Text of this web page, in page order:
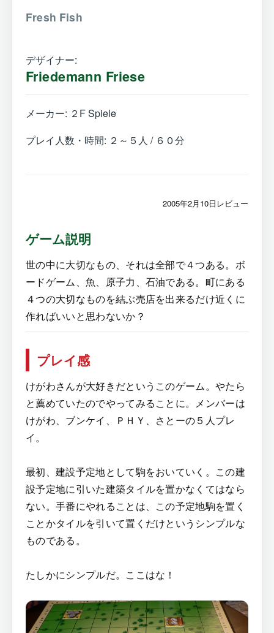
Fresh Fish
デザイナー:
Friedemann Friese
メーカー: ２F Spiele
プレイ人数・時間: ２～５人 / ６０分
2005年2月10日レビュー
ゲーム説明
世の中に大切なもの、それは全部で４つある。ボ
ードゲーム、魚、原子力、石油である。町にある
４つの大切なものを結ぶ売店を出来るだけ近くに
作ればいいと思わないか？
プレイ感
けがわさんが大好きだというこのゲーム。やたら
と薦めていたのでやってみることに。メンバーは
けがわ、ブンケイ、ＰＨＹ、さとーの５人プレ
イ。
最初、建設予定地として駒をおいていく。この建
設予定地に引いた建築タイルを置かなくてはなら
ない。手番にやれることは、この予定地駒を置く
ことかタイルを引いて置くだけというシンプルな
ものである。
たしかにシンプルだ。ここはな！